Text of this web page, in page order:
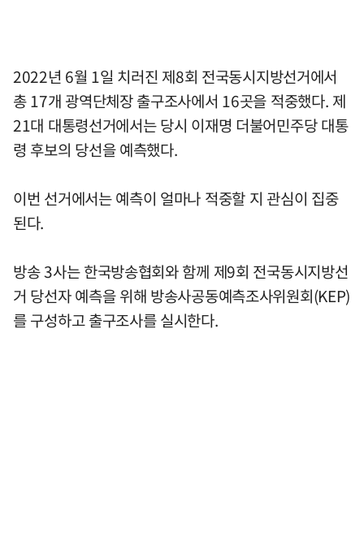
2022년 6월 1일 치러진 제8회 전국동시지방선거에서
총 17개 광역단체장 출구조사에서 16곳을 적중했다. 제
21대 대통령선거에서는 당시 이재명 더불어민주당 대통
령 후보의 당선을 예측했다.
이번 선거에서는 예측이 얼마나 적중할 지 관심이 집중
된다.
방송 3사는 한국방송협회와 함께 제9회 전국동시지방선
거 당선자 예측을 위해 방송사공동예측조사위원회(KEP)
를 구성하고 출구조사를 실시한다.